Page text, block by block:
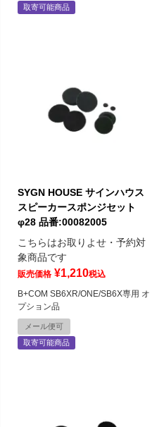
取寄可能商品
SYGN HOUSE サインハウス
スピーカースポンジセット
φ28 品番:00082005
こちらはお取りよせ・予約対
象商品です
販売価格 ¥1,210税込
B+COM SB6XR/ONE/SB6X専用 オ
プション品
メール便可
取寄可能商品